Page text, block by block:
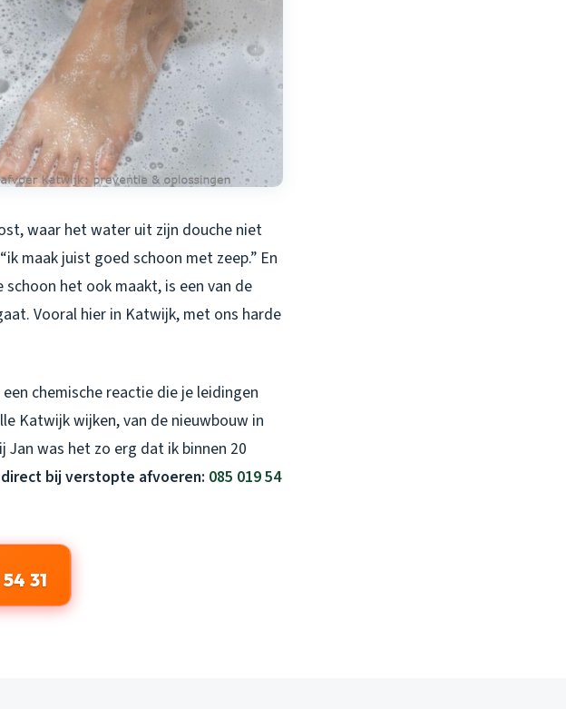
waar het water uit zijn douche niet
maak juist goed schoon met zeep.” En
het ook maakt, is een van de
Vooral hier in Katwijk, met ons harde
chemische reactie die je leidingen
Katwijk wijken, van de nieuwbouw in
was het zo erg dat ik binnen 20
bij verstopte afvoeren: 085 019 54
31